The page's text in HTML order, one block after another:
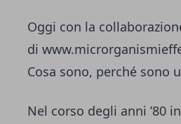
Oggi con la
di
Cosa sono, perché sono
Nel corso degli anni ’80